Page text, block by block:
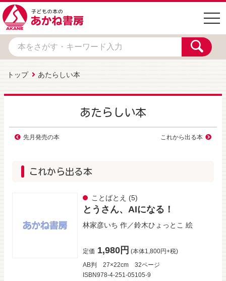
トップ あたらしい本
あたらしい本
先月発売の本 これから出る本
これから出る本
ことばとえ (5)
とうさん、AIになる！
林家彦いち 作／鈴木ひょっとこ 絵
定価 1,980円 (本体1,800円+税)
AB判
27×22cm
32ページ
ISBN978-4-251-05105-9